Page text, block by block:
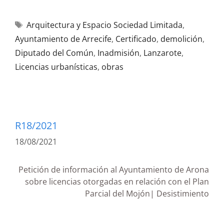
Arquitectura y Espacio Sociedad Limitada,
Ayuntamiento de Arrecife, Certificado, demolición,
Diputado del Común, Inadmisión, Lanzarote,
Licencias urbanísticas, obras
R18/2021
18/08/2021
Petición de información al Ayuntamiento de Arona
sobre licencias otorgadas en relación con el Plan
Parcial del Mojón| Desistimiento